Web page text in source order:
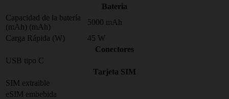
Bateria
Capacidad de la batería
(mAh) (mAh)
5000 mAh
Carga Rápida (W)
45 W
Conectores
USB tipo C
Tarjeta SIM
SIM extraible
eSIM embebida